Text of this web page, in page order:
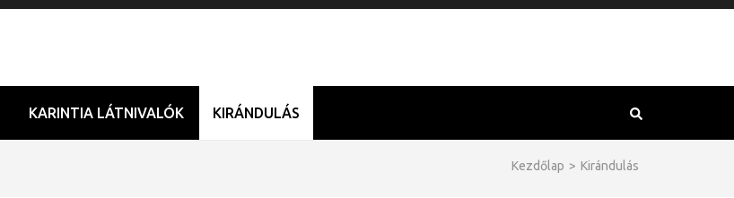
KARINTIA LÁTNIVALÓK KIRÁNDULÁS
Kezdőlap > Kirándulás